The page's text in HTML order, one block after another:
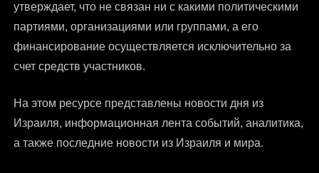
утверждает, что не связан ни с какими политическими
партиями, организациями или группами, а его
финансирование осуществляется исключительно за
счет средств участников.
На этом ресурсе представлены новости дня из
Израиля, информационная лента событий, аналитика,
а также последние новости из Израиля и мира.